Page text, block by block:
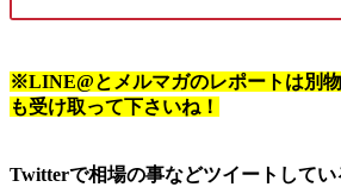
※LINE@とメルマガのレポートは別
も受け取って下さいね！
Twitterで相場の事などツイートして